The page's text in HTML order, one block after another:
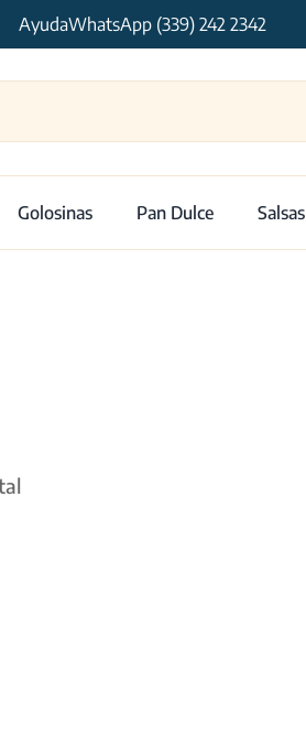
AyudaWhatsApp (339) 242 2342
Golosinas Pan Dulce Salsas